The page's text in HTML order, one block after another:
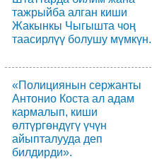
тажрыйба алган киши
Жакынкы Чыгышта чоң
таасирлүү болушу мүмкүн.
«Полициянын сержанты
Антонио Коста ал адам
кармалып, киши
өлтүргөндүгү үчүн
айыпталууда деп
билдирди».